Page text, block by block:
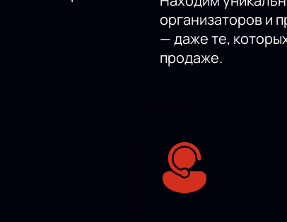
организаторов и
— даже те,
продаже.